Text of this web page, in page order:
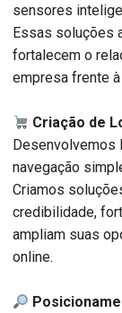
sensores
Essas soluções
fortalecem o
empresa frente
Criação de
Desenvolvemos
navegação
Criamos
credibilidade,
ampliam suas
online.